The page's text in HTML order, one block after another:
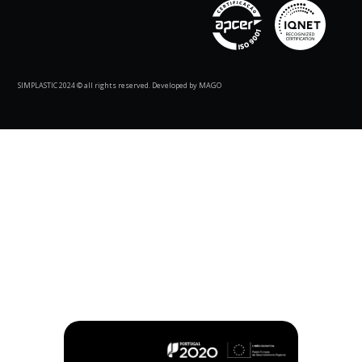
SIMPLASTIC 2024 © all rights reserved. Developed by MAGO